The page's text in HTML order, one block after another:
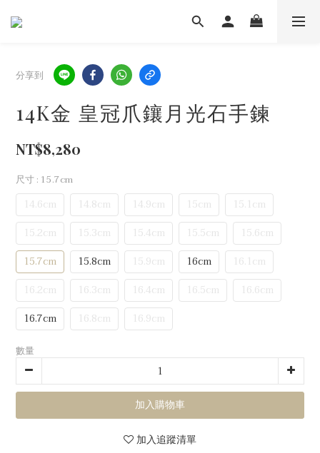
分享到
14K金 皇冠爪鑲月光石手鍊
NT$8,280
尺寸: 15.7cm
14.6cm 14.8cm 14.9cm 15cm
15.1cm
15.2cm
15.3cm 15.4cm 15.5cm
15.6cm
15.7cm
15.8cm 15.9cm 16cm
16.1cm
16.2cm
16.3cm 16.4cm 16.5cm
16.6cm
16.7cm
16.8cm 16.9cm
數量
加入購物車
加入追蹤清單